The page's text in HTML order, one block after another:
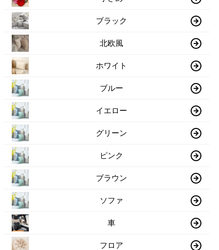
ブラック
北欧風
ホワイト
ブルー
イエロー
グリーン
ピンク
ブラウン
ソファ
車
フロア